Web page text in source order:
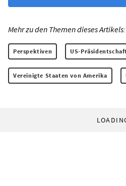
Mehr zu den Themen dieses Artikels:
Perspektiven US-
Vereinigte Staaten von Amerika